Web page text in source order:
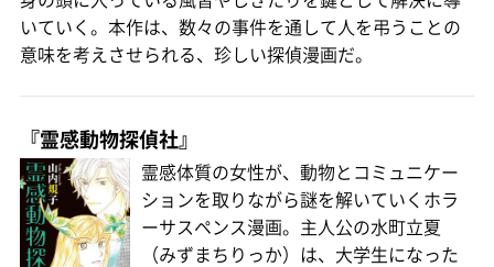
いていく。本作は、数々の事件を通して人を弔うことの
意味を考えさせられる、珍しい探偵漫画だ。
『霊感動物探偵社』
霊感体質の女性が、動物とコミュニケー
ションを取りながら謎を解いていくホラ
ーサスペンス漫画。主人公の水町立夏
（みずまちりっか）は、大学生になった